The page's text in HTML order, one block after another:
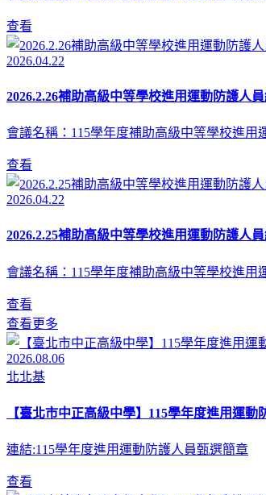
查看
2026.04.22
2026.2.26補助高級中等學校進用運動防護人
會議名稱：115學年度補助高級中等學校進
查看
2026.04.22
2026.2.25補助高級中等學校進用運動防護人
會議名稱：115學年度補助高級中等學校進
查看
查看更多
2026.08.06
北北基
【臺北市中正高級中學】115學年度進用運
連結:115學年度進用運動防護人員甄選簡章
查看